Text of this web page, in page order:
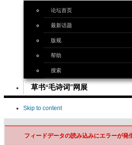
论坛首页
最新话题
版规
帮助
搜索
草书“毛诗词”网展
Skip to content
フィードデータの読み込みにエラーが発